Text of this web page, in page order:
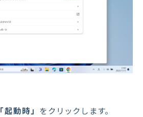
「起動時」 をクリックします。